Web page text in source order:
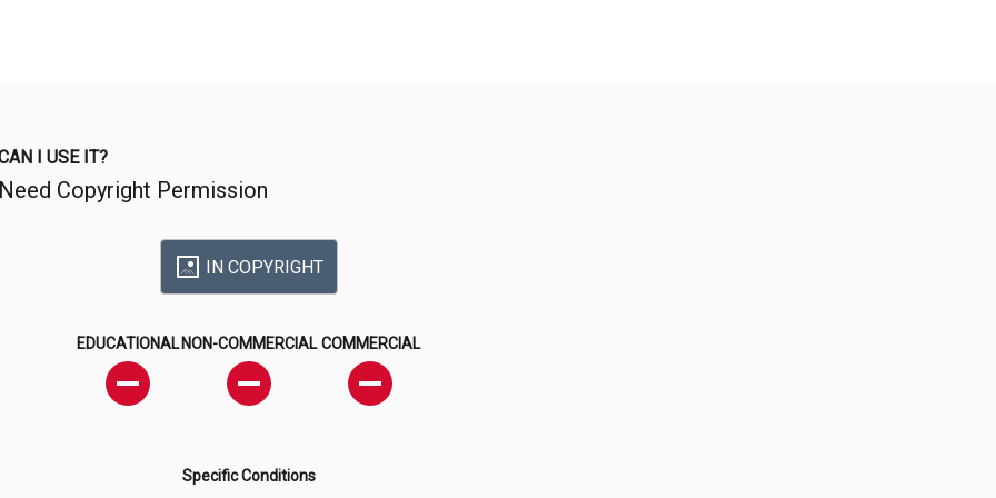
I USE IT?
Need Copyright Permission
IN COPYRIGHT
EDUCATIONAL NON-COMMERCIAL COMMERCIAL
Specific Conditions